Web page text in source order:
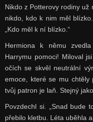
Nikdo z Potterovy rodiny už
nikdo, kdo k nim měl
„Kdo měl k ní blízko.“
Hermiona k němu
Harrymu pomoci! Miloval
očích se skvěl neutrální
emoce, které se mu chtěly
tvůj patron je laň. Stejný
Povzdechl si. „Snad bude
přebilo kletbu. Léta uběhla